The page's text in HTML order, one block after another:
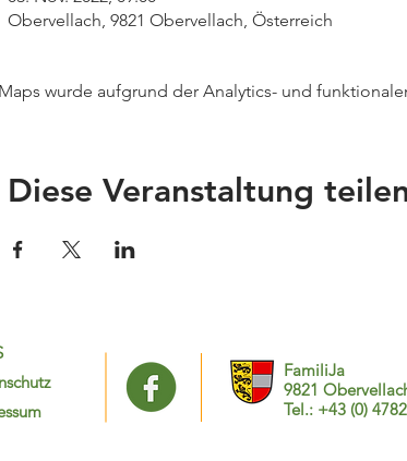
Obervellach, 9821 Obervellach, Österreich
wurde aufgrund der Analytics- und
Diese Veranstaltung
FamiliJa
9821
Tel.: +43 (0)